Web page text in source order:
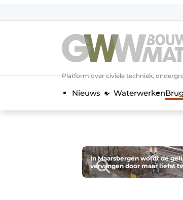
Platform over civiele techniek,
Nieuws Waterwerken
In Maarsbergen wordt de
vervangen door maar liefst